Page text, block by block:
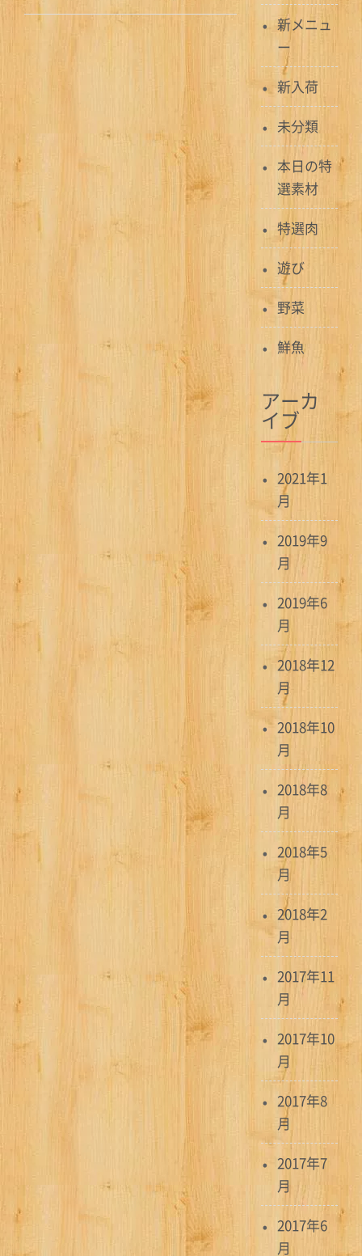
ナ
シ
ン
新メニュ
ー
新入荷
未分類
本日の特
選素材
特選肉
遊び
野菜
鮮魚
アーカ
イブ
2021年1
月
2019年9
月
2019年6
月
2018年12
月
2018年10
月
2018年8
月
2018年5
月
2018年2
月
2017年11
月
2017年10
月
2017年8
月
2017年7
月
2017年6
月